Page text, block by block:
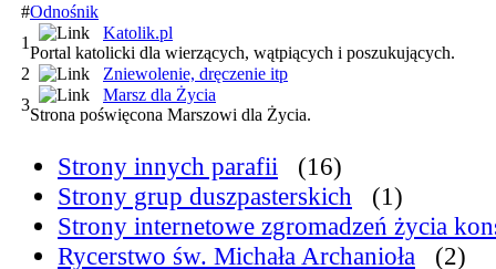
#Odnośnik
1
Katolik.pl
Portal katolicki dla wierzących, wątpiących i poszukujących.
2
Zniewolenie, dręczenie itp
3
Marsz dla Życia
Strona poświęcona Marszowi dla Życia.
Strony innych parafii
(16)
Strony grup duszpasterskich
(1)
Strony internetowe zgromadzeń życia
Rycerstwo św. Michała Archanioła
(2)